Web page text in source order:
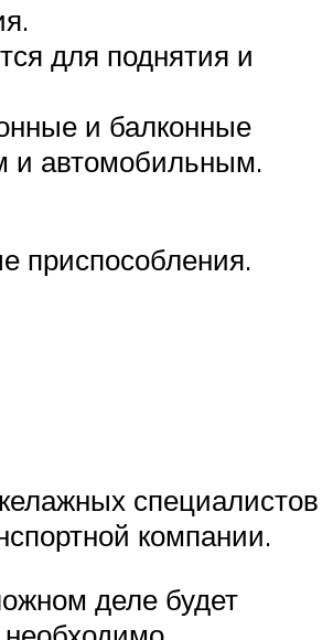
для поднятия и
и балконные
и автомобильным.
приспособления.
специалистов
компании.
деле будет